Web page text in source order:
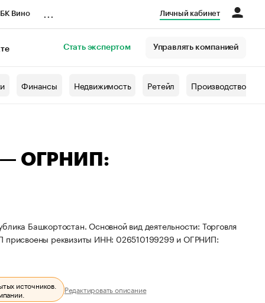
Вино Личный кабинет
Стать экспертом Управлять компанией
Финансы Недвижимость Ретейл Производство
— ОГРНИП:
Башкортостан. Основной вид деятельности: Торговля
присвоены реквизиты ИНН: 026510199299 и ОГРНИП:
источников.
Редактировать описание